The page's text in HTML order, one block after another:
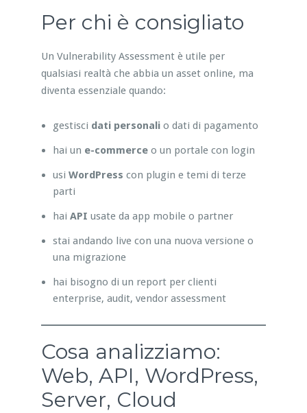
Per chi è consigliato
Un Vulnerability Assessment è utile per
qualsiasi realtà che abbia un asset online, ma
diventa essenziale quando:
gestisci dati personalio dati di pagamento
hai un e-commerceo un portale con login
usi WordPress con plugin e temi di terze
parti
hai API usate da app mobile o partner
stai andando live con una nuova versione o
una migrazione
hai bisogno di un report per clienti
enterprise, audit, vendor assessment
Cosa analizziamo:
Web, API, WordPress,
Server, Cloud